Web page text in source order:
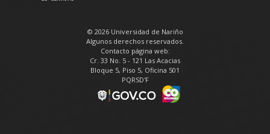
© 2026 Universidad de Nariño
Algunos derechos reservados.
Contacto página web:
Cr. 33 No. 5 - 121 Las Acacias
Bloque 5, Piso 5, Oficina 501
PQRSD'F